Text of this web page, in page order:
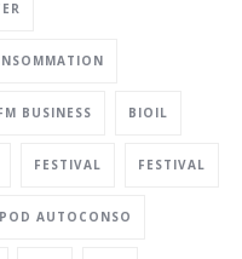
BUSINESS BIOIL
FESTIVAL FESTIVAL
AUTOCONSO